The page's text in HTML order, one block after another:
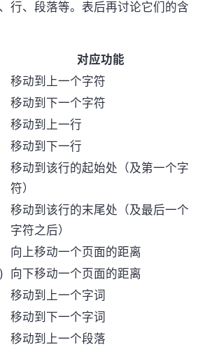
行、段落等。表后再讨论它们的含
对应功能
移动到上一个字符
移动到下一个字符
移动到上一行
移动到下一行
移动到该行的起始处（及第一个字
符）
移动到该行的末尾处（及最后一个
字符之后）
向上移动一个页面的距离
向下移动一个页面的距离
移动到上一个字词
移动到下一个字词
移动到上一个段落